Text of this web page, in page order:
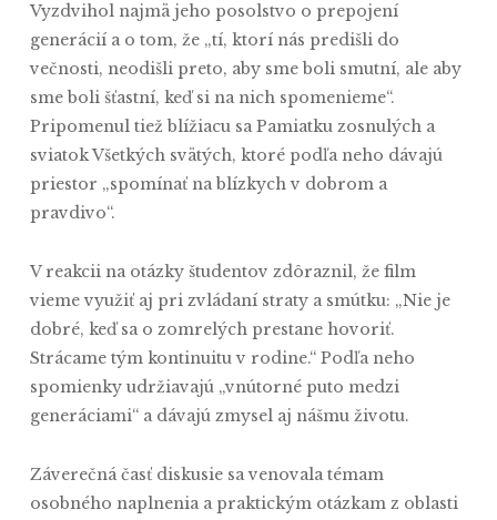
Vyzdvihol najmä jeho posolstvo o prepojení
generácií a o tom, že „tí, ktorí nás predišli do
večnosti, neodišli preto, aby sme boli smutní, ale aby
sme boli šťastní, keď si na nich spomenieme“.
Pripomenul tiež blížiacu sa Pamiatku zosnulých a
sviatok Všetkých svätých, ktoré podľa neho dávajú
priestor „spomínať na blízkych v dobrom a
pravdivo“.
V reakcii na otázky študentov zdôraznil, že film
vieme využiť aj pri zvládaní straty a smútku: „Nie je
dobré, keď sa o zomrelých prestane hovoriť.
Strácame tým kontinuitu v rodine.“ Podľa neho
spomienky udržiavajú „vnútorné puto medzi
generáciami“ a dávajú zmysel aj nášmu životu.
Záverečná časť diskusie sa venovala témam
osobného naplnenia a praktickým otázkam z oblasti